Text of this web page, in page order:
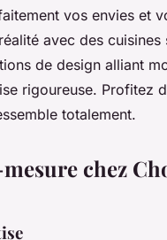
vos envies et
avec des
de design alliant
rigoureuse. Profitez
totalement.
chez